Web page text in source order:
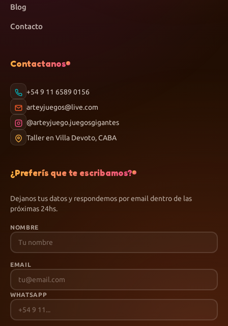
Blog
Contacto
Contactanos
+54 9 11 6589 0156
arteyjuegos@live.com
@arteyjuego.juegosgigantes
Taller en Villa Devoto, CABA
¿Preferís que te escribamos?
Dejanos tus datos y respondemos por email dentro de las
próximas 24hs.
NOMBRE
EMAIL
WHATSAPP